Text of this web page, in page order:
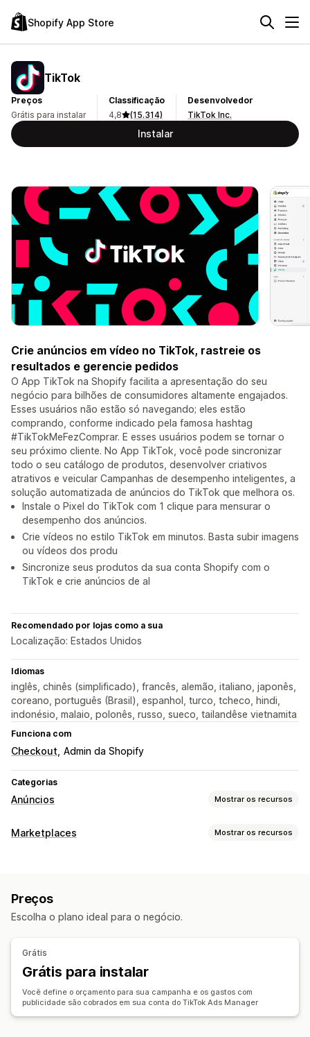
Shopify App Store
TikTok
Preços
Grátis para instalar
Classificação
4,8
(15.314)
Desenvolvedor
TikTok Inc.
Instalar
Crie anúncios em vídeo no TikTok, rastreie os
resultados e gerencie pedidos
O App TikTok na Shopify facilita a apresentação do seu
negócio para bilhões de consumidores altamente engajados.
Esses usuários não estão só navegando; eles estão
comprando, conforme indicado pela famosa hashtag
#TikTokMeFezComprar. E esses usuários podem se tornar o
seu próximo cliente. No App TikTok, você pode sincronizar
todo o seu catálogo de produtos, desenvolver criativos
atrativos e veicular Campanhas de desempenho inteligentes, a
solução automatizada de anúncios do TikTok que melhora os.
Instale o Pixel do TikTok com 1 clique para mensurar o
desempenho dos anúncios.
Crie vídeos no estilo TikTok em minutos. Basta subir imagens
ou vídeos dos produ
Sincronize seus produtos da sua conta Shopify com o
TikTok e crie anúncios de al
Recomendado por lojas como a sua
Localização: Estados Unidos
Idiomas
inglês, chinês (simplificado), francês, alemão, italiano, japonês,
coreano, português (Brasil), espanhol, turco, tcheco, hindi,
indonésio, malaio, polonês, russo, sueco, tailandêse vietnamita
Funciona com
Checkout Admin da Shopify
Categorias
Anúncios Mostrar os recursos
Segmentação
Gerenciamento de campanha
Otimização de IA
Campanhas automatizadas
Imagens e vídeos gerados por IA
Vídeos com opção de compra
Análise de desempenho
Marketplaces Mostrar os recursos
Sincronização de produtos
Preços
Escolha o plano ideal para o negócio.
Grátis
Grátis para instalar
Você define o orçamento para sua campanha e os gastos com
publicidade são cobrados em sua conta do TikTok Ads Manager